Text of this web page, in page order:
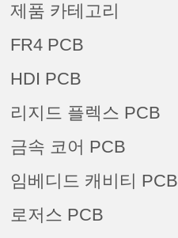
제품 카테고리
FR4 PCB
HDI PCB
리지드 플렉스 PCB
금속 코어 PCB
임베디드 캐비티 PCB
로저스 PCB